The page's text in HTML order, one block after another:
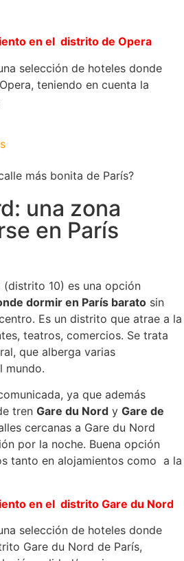
en el distrito de Opera
selección de hoteles donde
teniendo en cuenta la
una zona
en París
10) es una opción
dormir en París barato sin
Es un distrito que atrae a la
teatros, comercios. Se trata
que alberga varias
mundo.
ya que además
tren Gare du Nord y Gare de
cercanas a Gare du Nord
por la noche. Buena opción
tanto en alojamientos como a la
en el distrito Gare du Nord
selección de hoteles donde
Gare du Nord de París,